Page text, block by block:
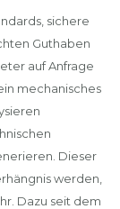
sichere
Guthaben
auf Anfrage
mechanisches
Dieser
werden,
Dazu seit dem